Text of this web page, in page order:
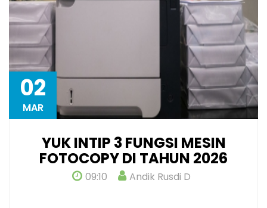
02
MAR
YUK INTIP 3 FUNGSI MESIN
FOTOCOPY DI TAHUN 2026
09:10 Andik Rusdi D